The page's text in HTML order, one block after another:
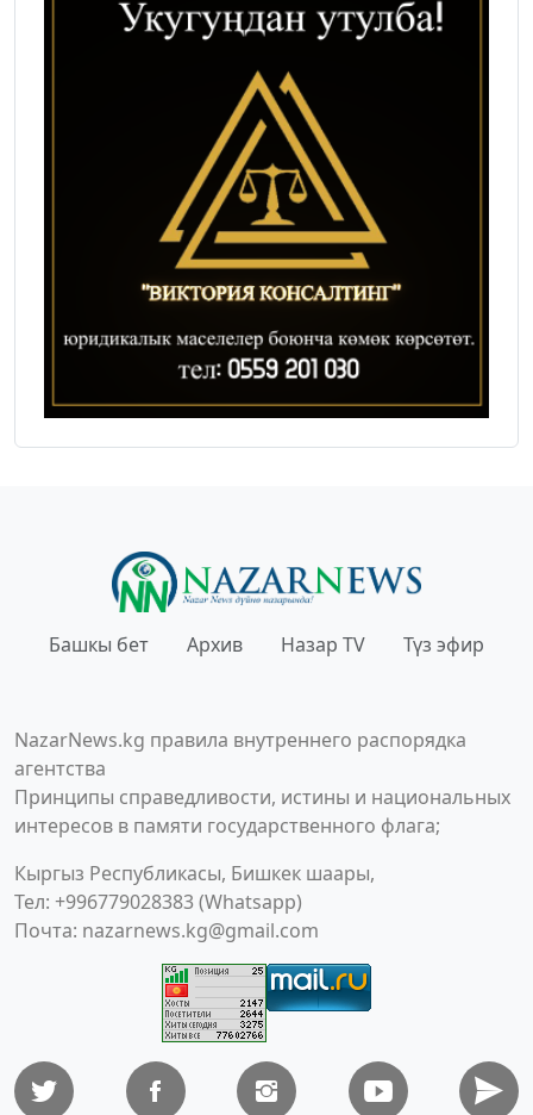
Башкы бет Архив Назар TV Түз эфир
NazarNews.kg правила внутреннего распорядка
агентства
Принципы справедливости, истины и национальных
интересов в памяти государственного флага;
Кыргыз Республикасы, Бишкек шаары,
Тел: +996779028383 (Whatsapp)
Почта: nazarnews.kg@gmail.com